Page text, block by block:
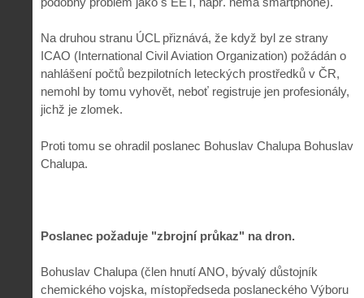
Na druhou stranu ÚCL přiznává, že když byl ze strany
ICAO (International Civil Aviation Organization) požádán o
nahlášení počtů bezpilotních leteckých prostředků v ČR,
nemohl by tomu vyhovět, neboť registruje jen profesionály,
jichž je zlomek.
Proti tomu se ohradil poslanec Bohuslav Chalupa Bohuslav
Chalupa.
Poslanec požaduje "zbrojní průkaz" na dron.
Bohuslav Chalupa (člen hnutí ANO, bývalý důstojník
chemického vojska, místopředseda poslaneckého Výboru